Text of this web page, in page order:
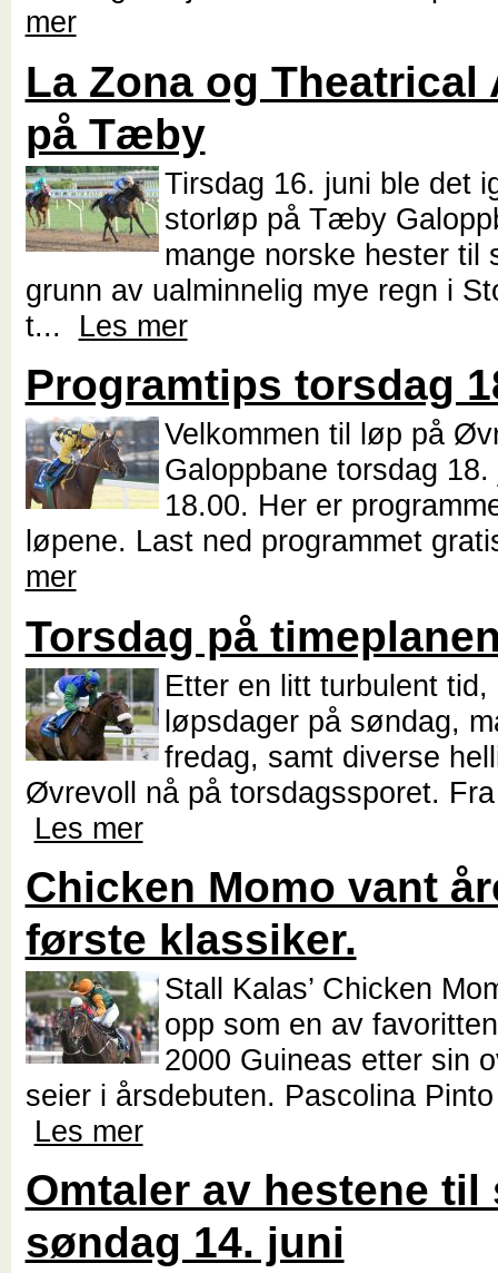
mer
La Zona og Theatrical
på Tæby
Tirsdag 16. juni ble det
storløp på Tæby
mange norske hester til
grunn av ualminnelig mye regn i
t... Les mer
Programtips torsdag
Velkommen til løp på
Galoppbane torsdag 18.
18.00. Her er
løpene. Last ned programmet
mer
Torsdag på
Etter en litt turbulent tid,
løpsdager på søndag,
fredag, samt diverse
Øvrevoll nå på torsdagssporet.
Les mer
Chicken Momo vant
første klassiker.
Stall Kalas’ Chicken
opp som en av
2000 Guineas etter sin
seier i årsdebuten. Pascolina
Les mer
Omtaler av hestene til
søndag 14. juni